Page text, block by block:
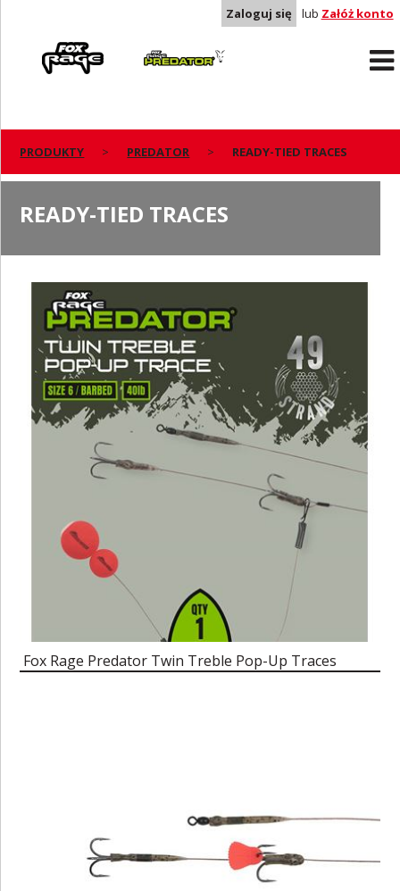
Zaloguj się lub Załóż konto
Predator
PRODUKTY PREDATOR READY-TIED TRACES
READY-TIED TRACES
Fox Rage Predator Twin Treble Pop-Up Traces